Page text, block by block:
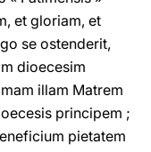
et gloriam, et
se ostenderit,
dioecesim
illam Matrem
principem ;
pietatem